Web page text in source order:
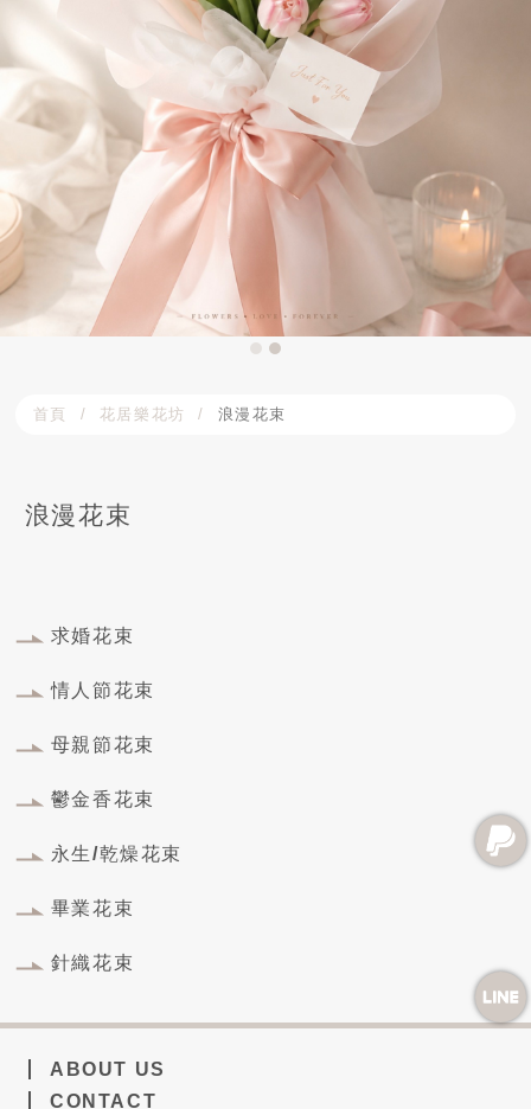
首頁 花居樂花坊 浪漫花束
浪漫花束
求婚花束
情人節花束
母親節花束
鬱金香花束
永生/乾燥花束
畢業花束
針織花束
ABOUT US
CONTACT